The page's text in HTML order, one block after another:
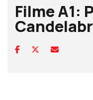
Filme A1: